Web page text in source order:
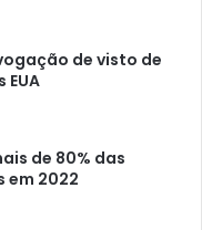
de visto de
de 80% das
em 2022